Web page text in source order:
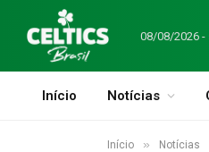
08/08/2026 -
Início Notícias
Início » Notícias